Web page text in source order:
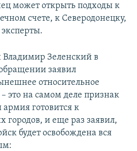
может открыть подходы к
счете, к Северодонецку,
Зеленский в
заявил
относительное
это на самом деле признак
армия готовится к
городов, и еще раз заявил,
будет освобождена вся